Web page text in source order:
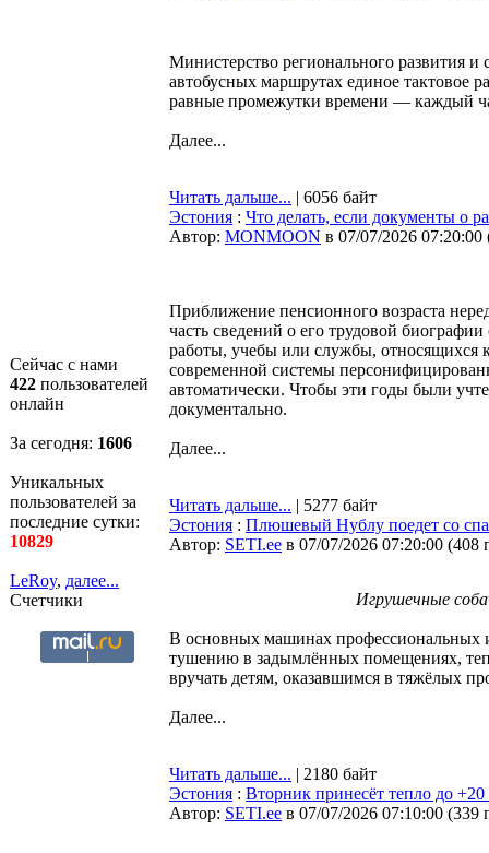
Сейчас с нами
422 пользователей
онлайн
За сегодня: 1606
Уникальных
пользователей за
последние сутки:
10829
LeRoy, далее...
Счетчики
Министерство регионального развития и
автобусных маршрутах единое тактовое
равные промежутки времени — каждый
Далее...
Читать дальше... | 6056 байт
Эстония : Что делать, если документы о
Автор: MONMOON в 07/07/2026 07:20:00
Приближение пенсионного возраста
часть сведений о его трудовой биографии
работы, учебы или службы, относящихся
современной системы
автоматически. Чтобы эти годы были
документально.
Далее...
Читать дальше... | 5277 байт
Эстония : Плюшевый Нублу поедет со
Автор: SETI.ee в 07/07/2026 07:20:00 (408
Игрушечные
В основных машинах профессиональных
тушению в задымлённых помещениях,
вручать детям, оказавшимся в тяжёлых
Далее...
Читать дальше... | 2180 байт
Эстония : Вторник принесёт тепло до
Автор: SETI.ee в 07/07/2026 07:10:00 (339